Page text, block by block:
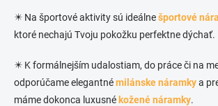
✴️ Na športové aktivity sú ideálnešportové
ktoré nechajú Tvoju pokožku perfektne dýchať.
✴️ K formálnejším udalostiam, do práce či na
odporúčame elegantnémilánske náramkya
máme dokonca luxusné kožené náramky.